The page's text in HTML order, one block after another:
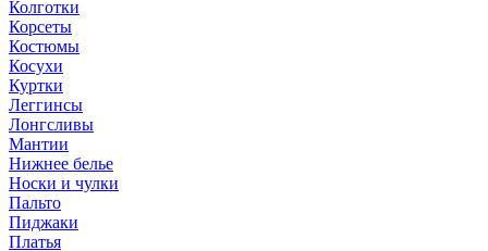
Колготки
Корсеты
Костюмы
Косухи
Куртки
Леггинсы
Лонгсливы
Мантии
Нижнее белье
Носки и чулки
Пальто
Пиджаки
Платья